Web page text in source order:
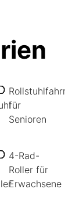
für
Senioren
4-Rad-
Roller für
Erwachsene